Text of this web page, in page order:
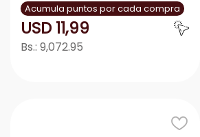
Acumula puntos por cada compra
USD 11,99
Bs.: 9,072.95